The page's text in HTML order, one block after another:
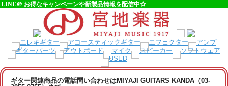
LINE＠ お得なキャンペーンや新製品情報を配信中☆
ギター関連商品の電話問い合わせはMIYAJI GUITARS KANDA（03-